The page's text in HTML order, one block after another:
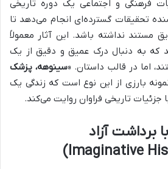
فرهنگی و اجتماعی یک دوره تاریخی
تحقیقات گسترده‌ای انجام می‌دهد تا
مستند نداشته باشد. این آثار معمولاً
که به دنبال درک عمیق و دقیق از یک
اما در قالب داستان. «سینوهه، پزشک
نمونه بارزی از این نوع است که زندگی یک
جزئیات تاریخی فراوان روایت می‌کند.
برداشت آزاد